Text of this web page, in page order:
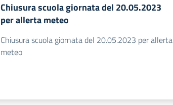
Chiusura scuola giornata del 20.05.2023
per allerta meteo
Chiusura scuola giornata del 20.05.2023 per allerta
meteo